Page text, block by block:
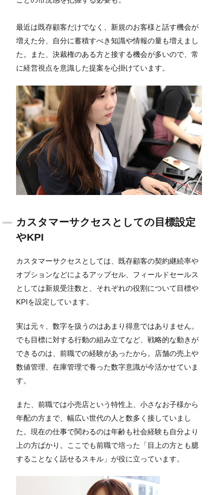
最近は既存顧客だけでなく、新規のお客様と話す機会が
増えた分、自分に蓄積すべき知識や情報の量も増えまし
た。また、決裁権のある方と接する機会が多いので、常
に経営視点を意識した提案を心掛けています。
カスタマーサクセスとしての目標設定
やKPI
カスタマーサクセスとしては、既存顧客の契約継続率や
オプションなどによるアップセル、フィールドセールス
としては新規受注数と、それぞれの役割について目標や
KPIを設定しています。
実は元々、数字を扱うのはあまり得意ではありません。
でも目標に対する行動の組み立てなど、戦略的な動きが
できるのは、前職での経験があったから。店舗の売上や
数値管理、在庫管理で養った数字意識が今活かせていま
す。
また、前職では小売店という特性上、小さなお子様から
年配の方まで、幅広い世代の人と数多く接していまし
た。現在の仕事で関わるのは年齢も社会経験も自分より
上の方ばかり。ここでも前職で培った「目上の方とも臆
することなく話せるスキル」が役に立っています。